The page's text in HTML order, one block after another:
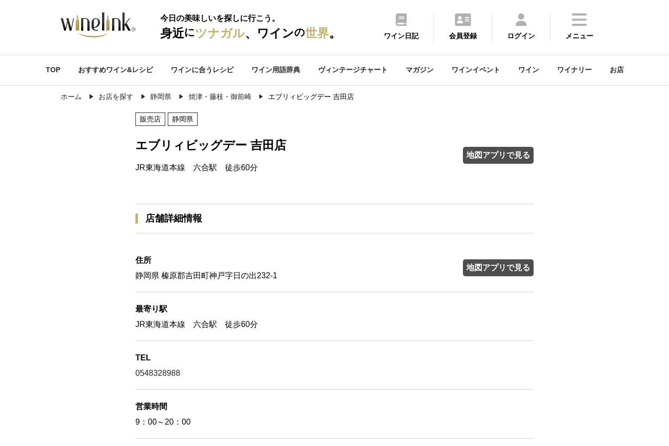
今日の美味しいを探しに行こう。
身近にツナガル、ワインの世界。 ワイン日記 会員登録 ログイン メニュー
TOP おすすめワイン&レシピ ワインに合うレシピ ワイン用語辞典 ヴィンテージチャート マガジン ワインイベント ワイン ワイナリー お店
ホーム お店を探す 静岡県 焼津・藤枝・御前崎 エブリィビッグデー 吉田店
販売店 静岡県
エブリィビッグデー 吉田店
JR東海道本線 六合駅 徒歩60分
地図アプリで見る
店舗詳細情報
住所
静岡県 榛原郡吉田町神戸字日の出232-1
地図アプリで見る
最寄り駅
JR東海道本線 六合駅 徒歩60分
TEL
0548328988
営業時間
9：00～20：00